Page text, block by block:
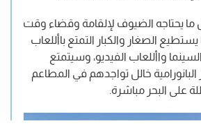
ما يحتاجه الضيوف لإلقامة وقضاء وقت
الصغار والكبار التمتع باأللعاب
واأللعاب الفيديو، وسيتمتع
البانورامية خالل تواجدهم في المطاعم
على البحر مباشرة.